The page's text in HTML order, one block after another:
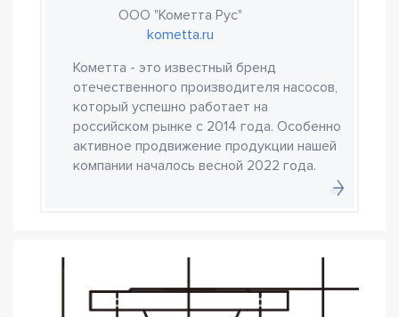
ООО "Кометта Рус"
kometta.ru
Кометта - это известный бренд
отечественного производителя насосов,
который успешно работает на
российском рынке с 2014 года. Особенно
активное продвижение продукции нашей
компании началось весной 2022 года.